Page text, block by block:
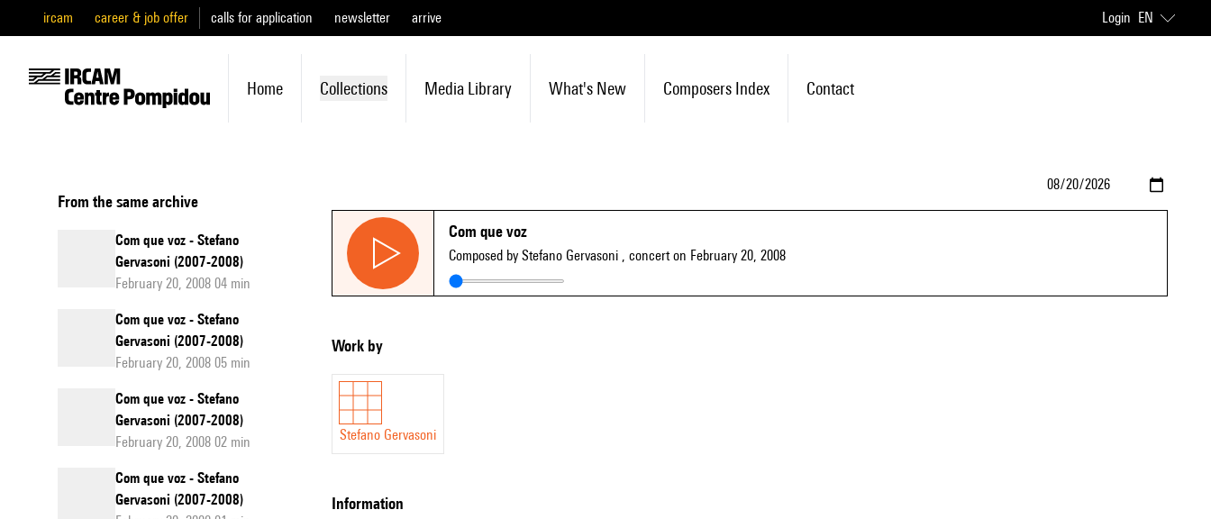
ircam career & job offer calls for application newsletter arrive Login EN
Home Collections Media Library What's New Composers Index Contact
From the same archive
Com que voz - Stefano
Gervasoni (2007-2008)
February 20, 2008 04 min
Com que voz - Stefano
Gervasoni (2007-2008)
February 20, 2008 05 min
Com que voz - Stefano
Gervasoni (2007-2008)
February 20, 2008 02 min
Com que voz - Stefano
Gervasoni (2007-2008)
Com que voz
Composed by Stefano Gervasoni , concert on February 20, 2008
Work by
Stefano Gervasoni
information